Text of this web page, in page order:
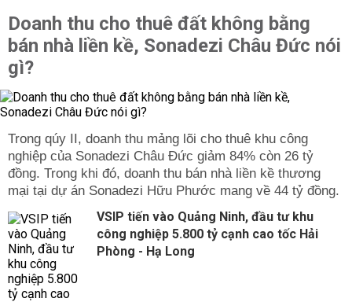
Doanh thu cho thuê đất không bằng
bán nhà liền kề, Sonadezi Châu Đức nói
gì?
Trong qúy II, doanh thu mảng lõi cho thuê khu công
nghiệp của Sonadezi Châu Đức giảm 84% còn 26 tỷ
đồng. Trong khi đó, doanh thu bán nhà liền kề thương
mại tại dự án Sonadezi Hữu Phước mang về 44 tỷ đồng.
VSIP tiến vào Quảng Ninh, đầu tư khu
công nghiệp 5.800 tỷ cạnh cao tốc Hải
Phòng - Hạ Long